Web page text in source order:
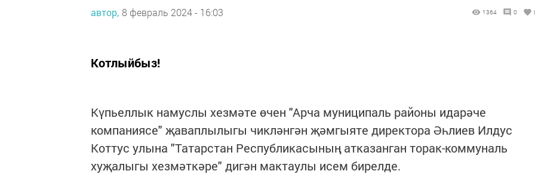
автор, 8 февраль 2024 - 16:03 1364 0
Котлыйбыз!
Күпьеллык намуслы хезмәте өчен "Арча муниципаль районы идарәче
компаниясе" җаваплылыгы чикләнгән җәмгыяте директора Әһлиев Илдус
Коттус улына "Татарстан Республикасының атказанган торак-коммуналь
хуҗалыгы хезмәткәре" дигән мактаулы исем бирелде.